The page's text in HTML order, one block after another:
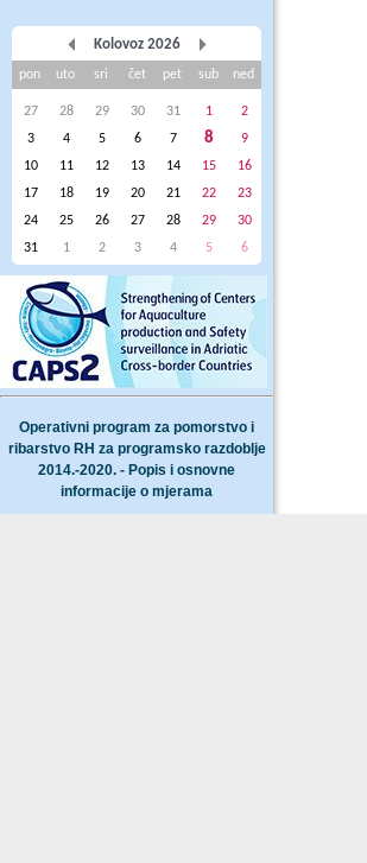
Kolovoz 2026
pon uto sri čet pet sub ned
27 28 29 30 31 1
2
3
4 5 6 7 8
9
10
11 12 13 14 15
16
17
18 19 20 21 22
23
24
25 26 27 28 29
30
31
1 2 3 4 5 6
Operativni program za pomorstvo i
ribarstvo RH za programsko razdoblje
2014.-2020. - Popis i osnovne
informacije o mjerama